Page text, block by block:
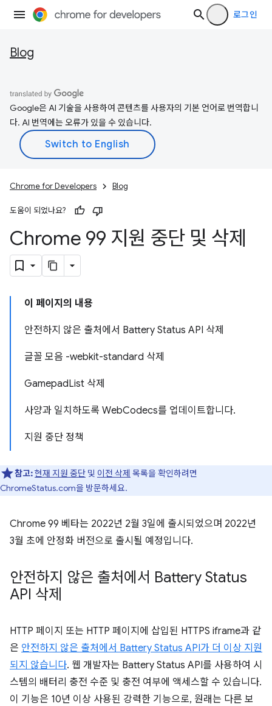
로그인
Blog
Google은 AI 기술을 사용하여 콘텐츠를 사용자의 기본 언어로 번역합니
다. AI 번역에는 오류가 있을 수 있습니다.
Chrome for Developers Blog
도움이 되었나요?
Chrome 99 지원 중단 및 삭제
이 페이지의 내용
안전하지 않은 출처에서 Battery Status API 삭제
글꼴 모음 -webkit-standard 삭제
GamepadList 삭제
사양과 일치하도록 WebCodecs를 업데이트합니다.
지원 중단 정책
참고:현재 지원 중단 및 이전 삭제 목록을 확인하려면
ChromeStatus.com을 방문하세요.
Chrome 99 베타는 2022년 2월 3일에 출시되었으며 2022년
3월 초에 안정화 버전으로 출시될 예정입니다.
안전하지 않은 출처에서 Battery Status
API 삭제
HTTP 페이지 또는 HTTP 페이지에 삽입된 HTTPS iframe과 같
은 안전하지 않은 출처에서 Battery Status API가 더 이상 지원
되지 않습니다. 웹 개발자는 Battery Status API를 사용하여 시
스템의 배터리 충전 수준 및 충전 여부에 액세스할 수 있습니다.
이 기능은 10년 이상 사용된 강력한 기능으로, 원래는 다른 보